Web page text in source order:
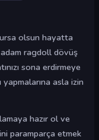
olsun hayatta
ragdoll dövüş
sona erdirmeye
asla izin
hazır ol ve
paramparça etmek